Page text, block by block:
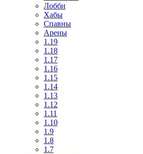
Лобби
Хабы
Спавны
Арены
1.19
1.18
1.17
1.16
1.15
1.14
1.13
1.12
1.11
1.10
1.9
1.8
1.7